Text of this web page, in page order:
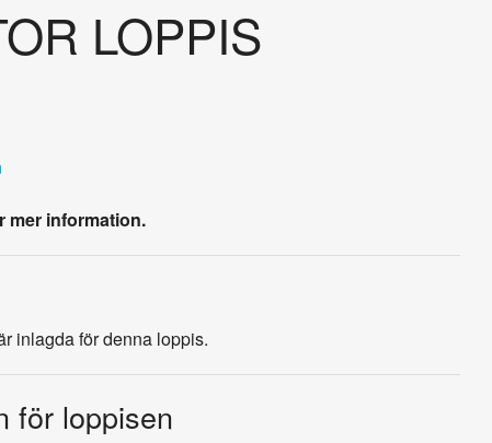
LOPPIS
mer information.
inlagda för denna loppis.
för loppisen